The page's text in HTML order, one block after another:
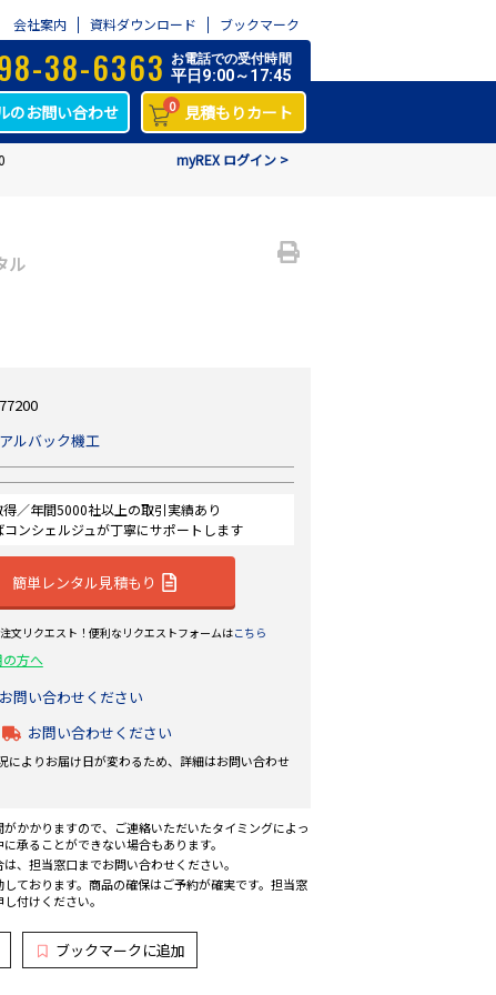
会社案内 資料ダウンロード ブックマーク
38-6363 お電話での受付時間
平日9:00～17:45
のお問い合わせ 0 見積もりカート
myREX ログイン >
ル
77200
アルバック機工
／年間5000社以上の取引実績あり
コンシェルジュが丁寧にサポートします
簡単レンタル見積もり
文リクエスト！便利なリクエストフォームはこちら
方へ
お問い合わせください
お問い合わせください
によりお届け日が変わるため、詳細はお問い合わせ
かかりますので、ご連絡いただいたタイミングによっ
承ることができない場合もあります。
、担当窓口までお問い合わせください。
ております。商品の確保はご予約が確実です。担当窓
付けください。
ブックマークに追加